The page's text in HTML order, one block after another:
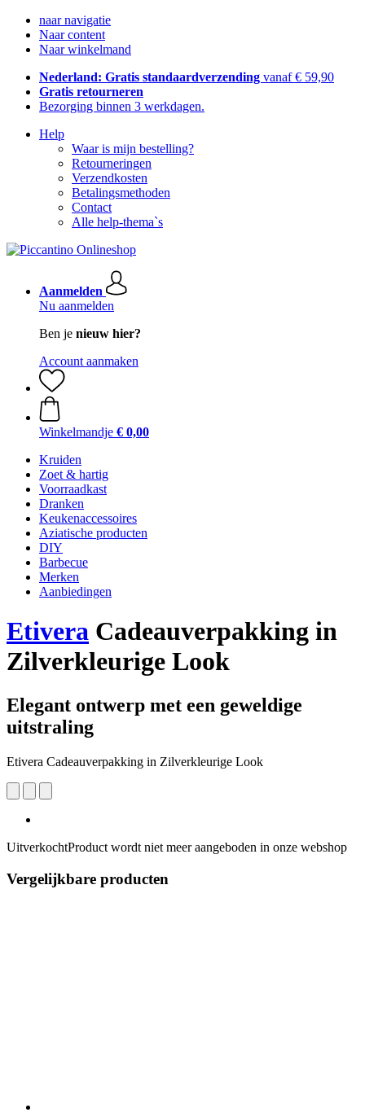
naar navigatie
Naar content
Naar winkelmand
Nederland: Gratis standaardverzending vanaf € 59,90
Gratis retourneren
Bezorging binnen 3 werkdagen.
Help
Waar is mijn bestelling?
Retourneringen
Verzendkosten
Betalingsmethoden
Contact
Alle help-thema`s
Aanmelden
Nu aanmelden
Ben je nieuw hier?
Account aanmaken
Winkelmandje € 0,00
Kruiden
Zoet & hartig
Voorraadkast
Dranken
Keukenaccessoires
Aziatische producten
DIY
Barbecue
Merken
Aanbiedingen
Etivera Cadeauverpakking in
Zilverkleurige Look
Elegant ontwerp met een geweldige
uitstraling
Etivera Cadeauverpakking in Zilverkleurige Look
UitverkochtProduct wordt niet meer aangeboden in onze webshop
Vergelijkbare producten